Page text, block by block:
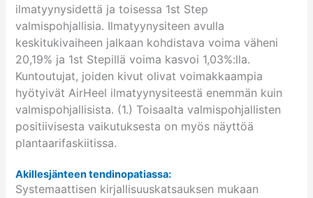
ilmatyynysidettä ja toisessa 1st Step
valmispohjallisia. Ilmatyynysiteen avulla
keskitukivaiheen jalkaan kohdistava voima väheni
20,19% ja 1st Stepillä voima kasvoi 1,03%:lla.
Kuntoutujat, joiden kivut olivat voimakkaampia
hyötyivät AirHeel ilmatyynysiteestä enemmän kuin
valmispohjallisista. (1.) Toisaalta valmispohjallisten
positiivisesta vaikutuksesta on myös näyttöä
plantaarifaskiitissa.
Akillesjänteen tendinopatiassa:
Systemaattisen kirjallisuuskatsauksen mukaan